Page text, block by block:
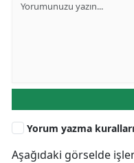
Yorum yazma
Aşağıdaki görselde